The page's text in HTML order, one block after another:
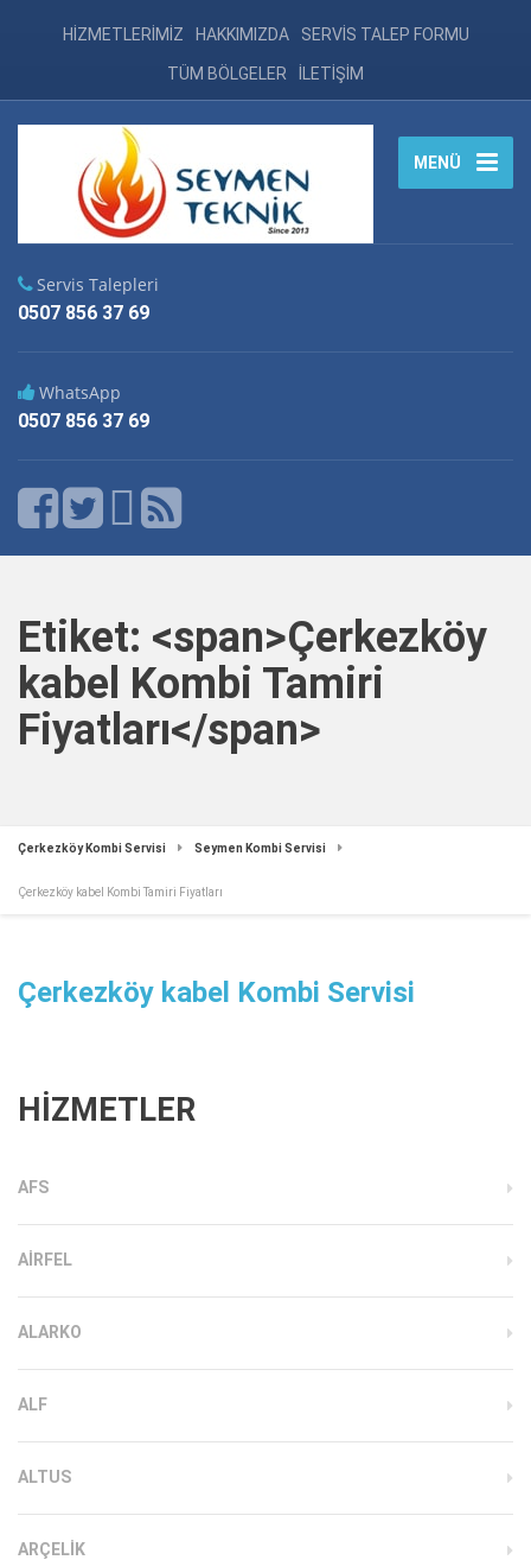
HİZMETLERİMİZ HAKKIMIZDA SERVİS TALEP FORMU
TÜM BÖLGELER İLETİŞİM
MENÜ
Servis Talepleri
0507 856 37 69
WhatsApp
0507 856 37 69
Etiket: <span>Çerkezköy
kabel Kombi Tamiri
Fiyatları</span>
Çerkezköy Kombi Servisi Seymen Kombi Servisi
Çerkezköy kabel Kombi Tamiri Fiyatları
Çerkezköy kabel Kombi Servisi
HİZMETLER
AFS
AIRFEL
ALARKO
ALF
ALTUS
ARÇELIK